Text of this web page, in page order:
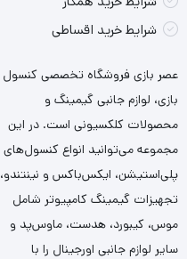
شرایط خرید اقساطی
عصر بازی فروشگاه تخصصی کنسول
بازی، لوازم جانبی گیمینگ و
محصولات کلکسیونی است. در این
مجموعه می‌توانید انواع کنسول‌های
پلی‌استیشن، ایکس‌باکس و نینتندو،
تجهیزات گیمینگ کامپیوتر شامل
موس، کیبورد، هدست، ماوس‌پد و
سایر لوازم جانبی اورجینال را با